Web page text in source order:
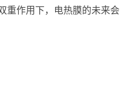
重作用下，电热膜的未来会